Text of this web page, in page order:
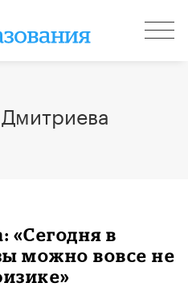
«Сегодня в
можно вовсе не